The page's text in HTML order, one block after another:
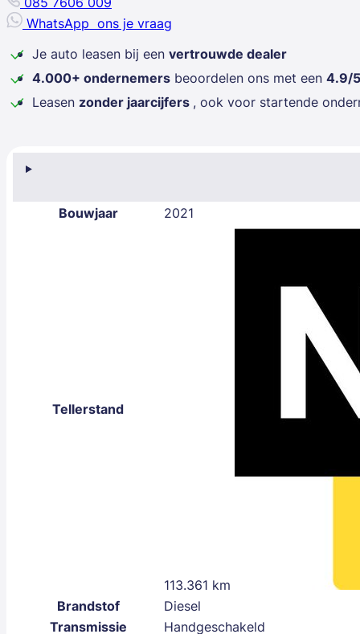
Bouwjaar 2021
Tellerstand
113.361 km
Brandstof
Diesel
Transmissie
Handgeschakeld
WhatsApp ons je vraag
Je auto leasen bij een vertrouwde dealer
4.000+ ondernemers beoordelen ons met een 4.9/5
Leasen zonder jaarcijfers , ook voor startende